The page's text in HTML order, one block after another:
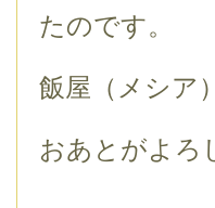
たのです。
飯屋（メシア
おあとがよろ